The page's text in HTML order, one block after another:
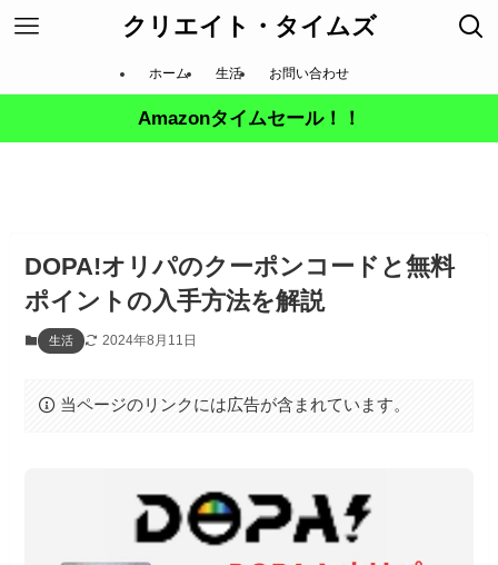
クリエイト・タイムズ
ホーム 生活 お問い合わせ
Amazonタイムセール！！
DOPA!オリパのクーポンコードと無料
ポイントの入手方法を解説
生活 2024年8月11日
当ページのリンクには広告が含まれています。